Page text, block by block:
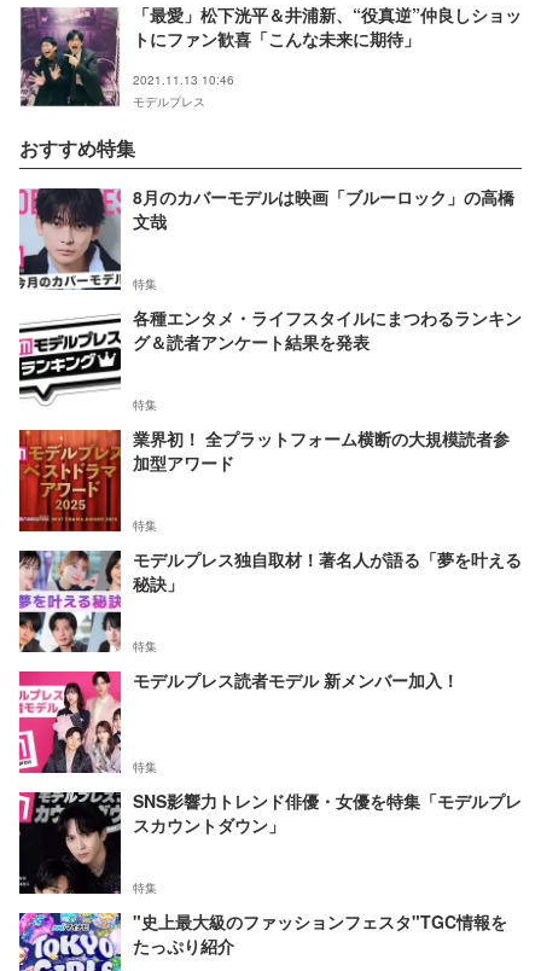
「最愛」松下洸平＆井浦新、“役真逆”仲良しショッ
トにファン歓喜「こんな未来に期待」
2021.11.13 10:46
モデルプレス
おすすめ特集
8月のカバーモデルは映画「ブルーロック」の高橋
文哉
特集
各種エンタメ・ライフスタイルにまつわるランキン
グ＆読者アンケート結果を発表
特集
業界初！ 全プラットフォーム横断の大規模読者参
加型アワード
特集
モデルプレス独自取材！著名人が語る「夢を叶える
秘訣」
特集
モデルプレス読者モデル 新メンバー加入！
特集
SNS影響力トレンド俳優・女優を特集「モデルプレ
スカウントダウン」
特集
"史上最大級のファッションフェスタ"TGC情報を
たっぷり紹介